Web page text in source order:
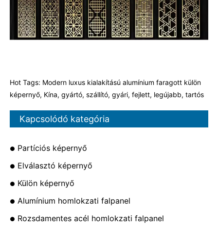
Hot Tags: Modern luxus kialakítású alumínium faragott külön
képernyő, Kína, gyártó, szállító, gyári, fejlett, legújabb, tartós
Kapcsolódó kategória
Partíciós képernyő
Elválasztó képernyő
Külön képernyő
Alumínium homlokzati falpanel
Rozsdamentes acél homlokzati falpanel